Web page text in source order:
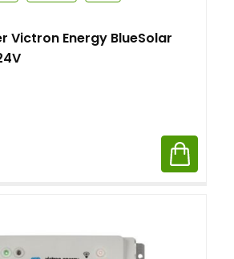
Victron Energy BlueSolar